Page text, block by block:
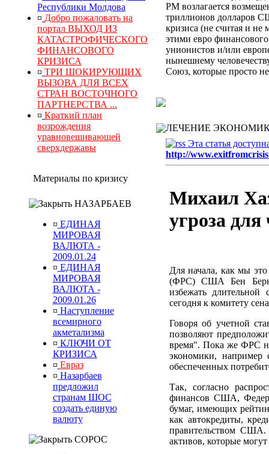
Республики Молдова
¤ Добро пожаловать на
портал ВЫХОД ИЗ
КАТАСТРОФИЧЕСКОГО
ФИНАНСОВОГО
КРИЗИСА
¤ ТРИ ШОКИРУЮЩИХ
ВЫЗОВА ДЛЯ ВСЕХ
СТРАН ВОСТОЧНОГО
ПАРТНЕРСТВА ...
¤ Краткий план
возрождения
уравновешивающей
сверхдержавы
Материалы по кризису
НАЗАРБАЕВ
¤ ЕДИНАЯ
МИРОВАЯ
ВАЛЮТА -
2009.01.24
¤ ЕДИНАЯ
МИРОВАЯ
ВАЛЮТА -
2009.01.26
¤ Наступление
всемирного
акметализма
¤ КЛЮЧИ ОТ
КРИЗИСА
¤ Евраз
¤ Назарбаев
предложил
странам ШОС
создать единую
валюту
СОРОС
РМ возлагается
триллионов долларов
кризиса (не считая и не
этими евро
унионистов и/или
нынешнему
Союз, которые просто
ЛЕЧЕНИЕ
Эта статья
http://
Михаил
угроза для
Для начала, как мы
(ФРС) США Бен
избежать длительной
сегодня к комитету
Говоря об учетной
позволяют
время". Пока же ФРС
экономики, например
обеспеченных
Так, согласно
финансов США,
бумаг, имеющих
как автокредиты,
правительством США.
активов, которые